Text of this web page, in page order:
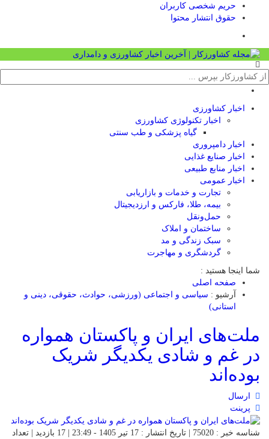
حریم شخصی کاربران
حقوق انتشار محتوا
اخبار کشاورزی
اخبار تکنولوژی کشاورزی
گیاه پزشکی و طب سنتی
اخبار دامپروری
اخبار صنایع غذایی
اخبار منابع طبیعی
اخبار عمومی
تجارت و خدمات و بازاریابی
بیمه، طلا، فارکس و ارزدیجیتال
حمل‌و‌نقل
ساختمان و املاک
سبک زندگی و مد
گردشگری و مهاجرت
شما اینجا هستید :
صفحه اصلی
آرشیو : سیاسی و اجتماعی (ورزشی، حوادث، حقوقی، دینی و
استانی)
ملت‌های ایران و پاکستان همواره
در غم و شادی یکدیگر شریک
بوده‌اند
ارسال
پرینت
شناسه خبر : 75020 | تاریخ انتشار : 17 تیر 1405 - 23:49 | 17 بازدید | تعداد